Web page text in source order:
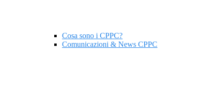
Cosa sono i CPPC?
Comunicazioni & News CPPC